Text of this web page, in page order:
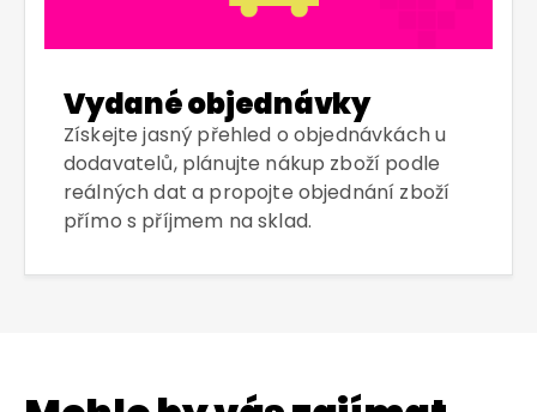
Vydané objednávky
Získejte jasný přehled o objednávkách u
dodavatelů, plánujte nákup zboží podle
reálných dat a propojte objednání zboží
přímo s příjmem na sklad.